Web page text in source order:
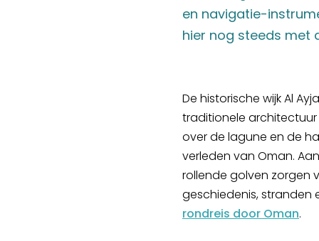
en navigatie-
hier nog steeds met
De historische wijk Al
traditionele architectuur
over de lagune en de
verleden van Oman.
rollende golven zorgen
geschiedenis, stranden
rondreis door Oman.